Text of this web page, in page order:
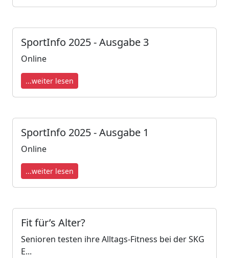
SportInfo 2025 - Ausgabe 3
Online
...weiter lesen
SportInfo 2025 - Ausgabe 1
Online
...weiter lesen
Fit für’s Alter?
Senioren testen ihre Alltags-Fitness bei der SKG
E...